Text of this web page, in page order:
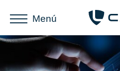
Menú